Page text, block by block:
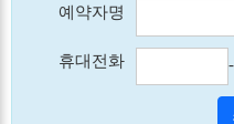
예약자명
휴대전화 -